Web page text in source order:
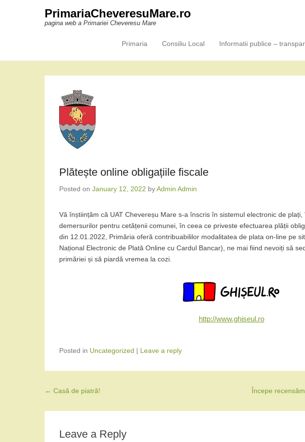
PrimariaCheveresuMare.ro
pagina web a Primariei Cheveresu Mare
Primary Menu
Skip to content
Primaria Consiliu Local Informatii publice –
Plătește online obligațiile fiscale
Posted on January 12, 2022 byAdmin Admin
Vă înștiințăm că UAT Chevereșu Mare s-a înscris în sistemul electronic de plați,
demersurilor pentru cetățenii comunei, în ceea ce priveste efectuarea plății
din 12.01.2022, Primăria oferă contribuabililor modalitatea de plata on-line pe
Național Electronic de Plată Online cu Cardul Bancar), ne mai fiind nevoiți să
primăriei și să piardă vremea la cozi.
http://www.ghiseul.ro
Posted in Uncategorized | Leave a reply
Post navigation
← Casă de piatră! Începe
Leave a Reply